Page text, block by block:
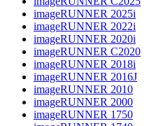
imageRUNNER 2025i
imageRUNNER 2022i
imageRUNNER 2020i
imageRUNNER C2020
imageRUNNER 2018i
imageRUNNER 2016J
imageRUNNER 2010
imageRUNNER 2000
imageRUNNER 1750